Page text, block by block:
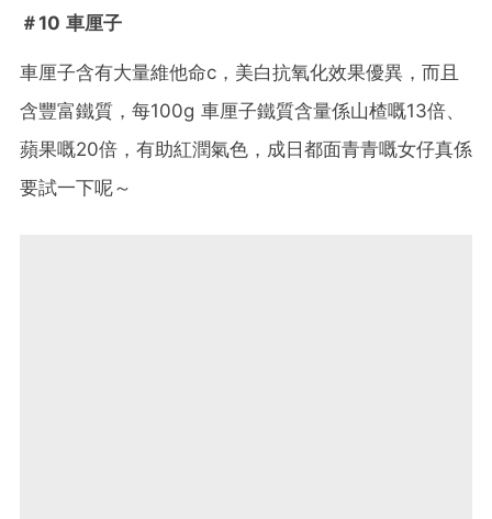
＃10 車厘子
車厘子含有大量維他命c，美白抗氧化效果優異，而且
含豐富鐵質，每100g 車厘子鐵質含量係山楂嘅13倍、
蘋果嘅20倍，有助紅潤氣色，成日都面青青嘅女仔真係
要試一下呢～